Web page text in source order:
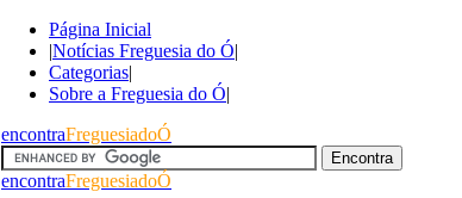
Página Inicial
|Notícias Freguesia do Ó|
Categorias|
Sobre a Freguesia do Ó|
encontraFreguesiadoÓ
encontraFreguesiadoÓ